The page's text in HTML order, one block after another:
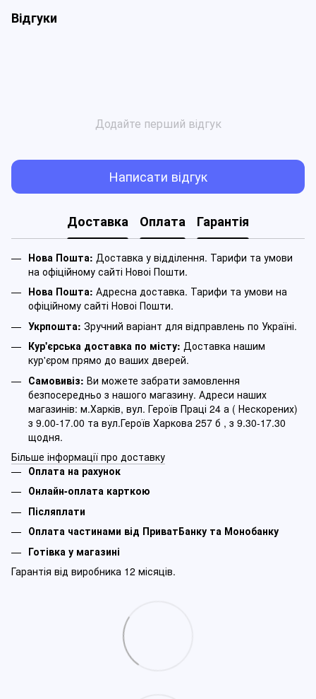
Відгуки
Додайте перший відгук
Написати відгук
Доставка Оплата Гарантія
Нова Пошта: Доставка у відділення. Тарифи та умови
на офіційному сайті Новоі Пошти.
Нова Пошта: Адресна доставка. Тарифи та умови на
офіційному сайті Новоі Пошти.
Укрпошта: Зручний варіант для відправлень по Україні.
Кур'єрська доставка по місту: Доставка нашим
кур'єром прямо до ваших дверей.
Самовивіз: Ви можете забрати замовлення
безпосередньо з нашого магазину. Адреси наших
магазинів: м.Харків, вул. Героїв Праці 24 а ( Нескорених)
з 9.00-17.00 та вул.Героїв Харкова 257 б , з 9.30-17.30
щодня.
Більше інформації про доставку
Оплата на рахунок
Онлайн-оплата карткою
Післяплати
Оплата частинами від ПриватБанку та Монобанку
Готівка у магазині
Гарантія від виробника 12 місяців.